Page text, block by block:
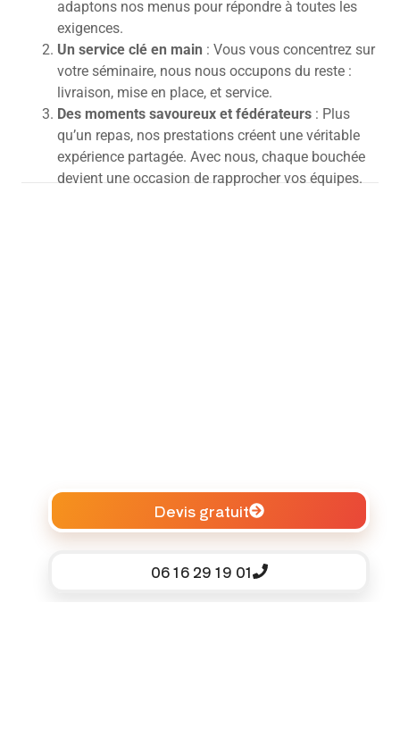
adaptons nos menus pour répondre à toutes les
exigences.
Un service clé en main : Vous vous concentrez sur
votre séminaire, nous nous occupons du reste :
livraison, mise en place, et service.
Des moments savoureux et fédérateurs : Plus
qu’un repas, nos prestations créent une véritable
expérience partagée. Avec nous, chaque bouchée
devient une occasion de rapprocher vos équipes.
Devis gratuit
06 16 29 19 01